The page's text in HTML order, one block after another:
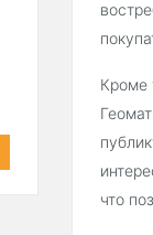
Кроме
что